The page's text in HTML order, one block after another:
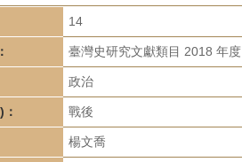
14
臺灣史研究文獻類目 2018 年度
政治
戰後
楊文喬